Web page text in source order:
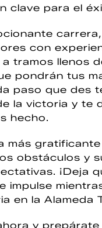
clave para el
con
tramos llenos
pondrán tus
paso que des
la victoria y te
hecho.
más
obstáculos y
¡Deja
impulse
en la Alameda
y